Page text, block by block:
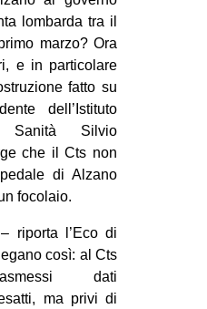
bsky
SEARCH
lombarda tra il
marzo? Ora
e in particolare
fatto su
dell’Istituto
Sanità Silvio
che il Cts non
di Alzano
focolaio.
riporta l’Eco di
così: al Cts
dati
ma privi di